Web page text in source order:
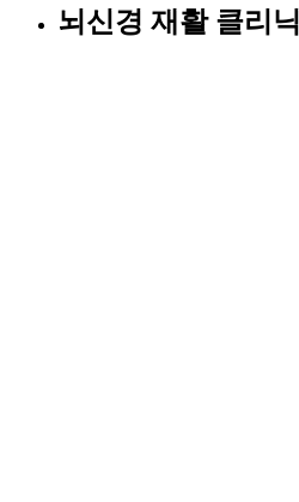
뇌신경 재활 클리닉